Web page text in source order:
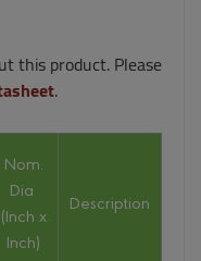
this product. Please
.
Description
Nom.
Dia
(Inch x
Inch)